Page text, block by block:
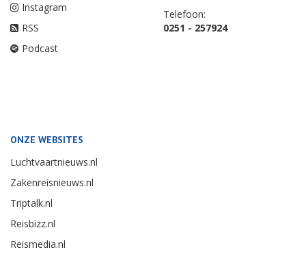
Instagram
RSS
Podcast
Telefoon:
0251 - 257924
ONZE WEBSITES
Luchtvaartnieuws.nl
Zakenreisnieuws.nl
Triptalk.nl
Reisbizz.nl
Reismedia.nl